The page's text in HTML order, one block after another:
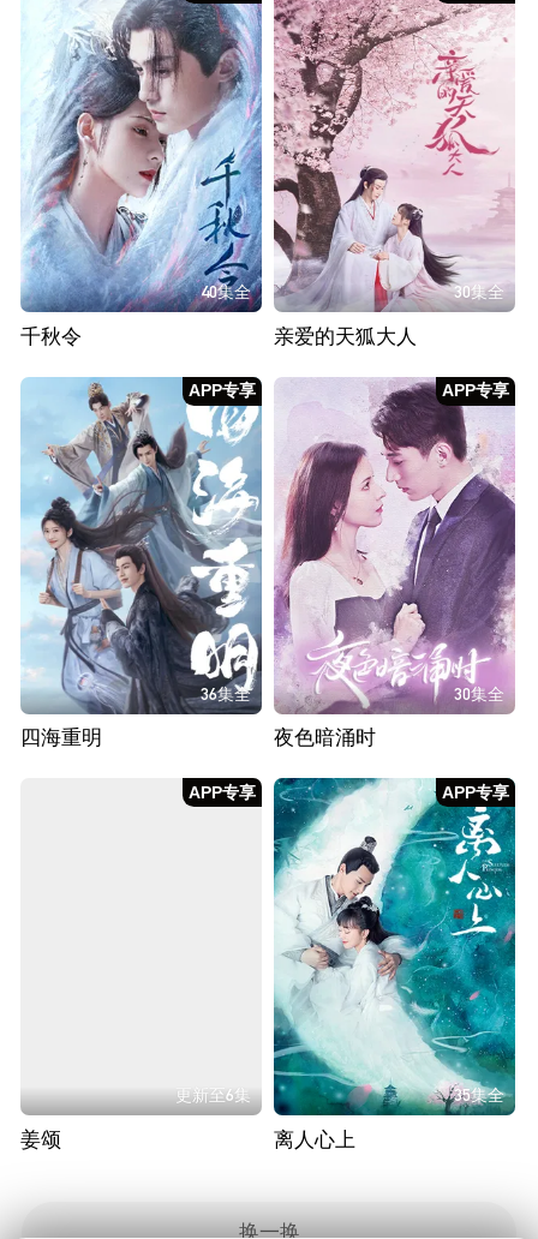
40集全
千秋令
30集全
亲爱的天狐大人
APP专享
36集全
四海重明
APP专享
30集全
夜色暗涌时
APP专享
更新至6集
姜颂
APP专享
35集全
离人心上
换一换